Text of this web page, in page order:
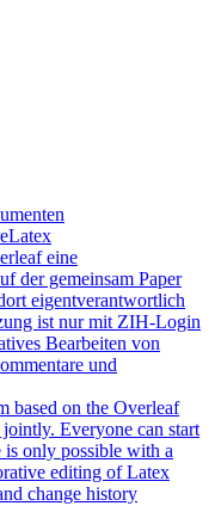
eine
der gemeinsam Paper
eigentverantwortlich
ist nur mit ZIH-Login
Bearbeiten von
und
based on the Overleaf
Everyone can start
is only possible with a
editing of Latex
change history